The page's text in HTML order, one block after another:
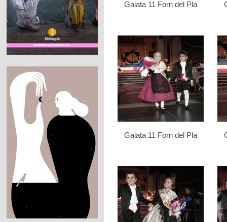
Gaiata 11 Forn del Pla
Gaiata 11 Forn del Pla